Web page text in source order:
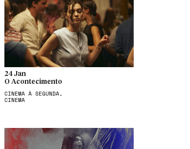
24 Jan
O Acontecimento
CINEMA À SEGUNDA,
CINEMA